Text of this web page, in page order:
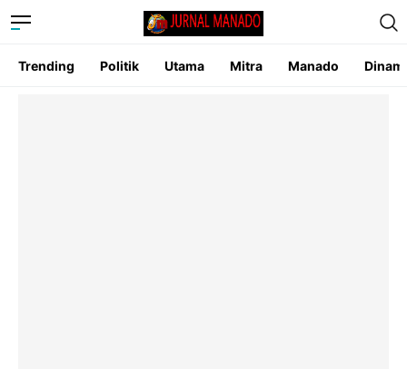
Trending Politik Utama Mitra Manado